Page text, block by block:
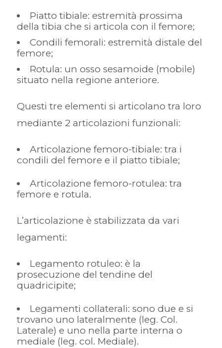
Piatto tibiale: estremità prossima
della tibia che si articola con il femore;
Condili femorali: estremità distale del
femore;
Rotula: un osso sesamoide (mobile)
situato nella regione anteriore.
Questi tre elementi si articolano tra loro
mediante 2 articolazioni funzionali:
Articolazione femoro-tibiale: tra i
condili del femore e il piatto tibiale;
Articolazione femoro-rotulea: tra
femore e rotula.
L’articolazione è stabilizzata da vari
legamenti:
Legamento rotuleo: è la
prosecuzione del tendine del
quadricipite;
Legamenti collaterali: sono due e si
trovano uno lateralmente (leg. Col.
Laterale) e uno nella parte interna o
mediale (leg. col. Mediale).